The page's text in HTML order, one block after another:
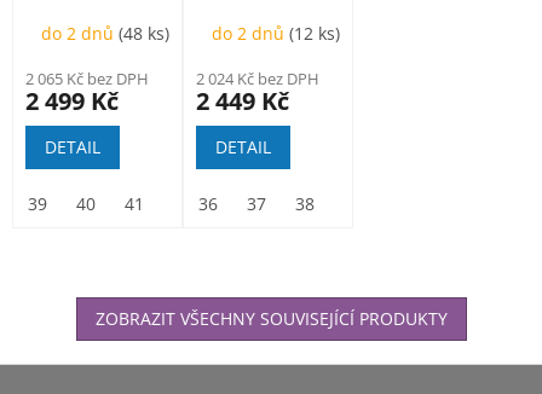
do 2 dnů(48 ks)
2 065 Kč bez DPH
2 499 Kč
DETAIL
39 40 41
do 2 dnů(12 ks)
2 024 Kč bez DPH
2 449 Kč
DETAIL
36 37 38
ZOBRAZIT VŠECHNY SOUVISEJÍCÍ PRODUKTY
Z